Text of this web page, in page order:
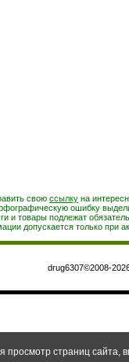
свою ссылку на
ошибку
и товары подлежат
допускается только при
drug6307©2008-
страниц сайта,